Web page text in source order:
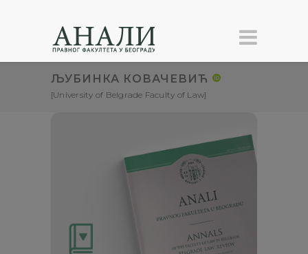
ЉУБИНКА КОВАЧЕВИЋ
[University of Belgrade Faculty of Law]